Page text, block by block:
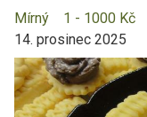
Mírný 1 - 1000 Kč
14. prosinec 2025